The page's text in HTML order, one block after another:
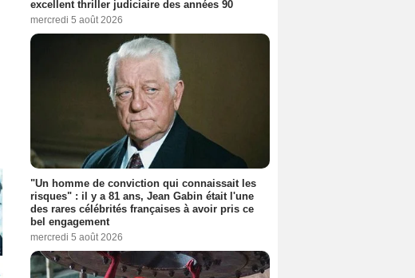
excellent thriller judiciaire des années 90
mercredi 5 août 2026
"Un homme de conviction qui connaissait les
risques" : il y a 81 ans, Jean Gabin était l'une
des rares célébrités françaises à avoir pris ce
bel engagement
mercredi 5 août 2026